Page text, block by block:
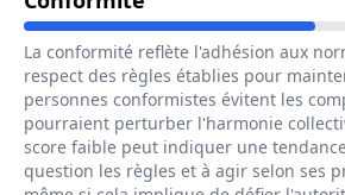
La conformité reflète l'adhésion aux
respect des règles établies pour
personnes conformistes évitent les
pourraient perturber l'harmonie
score faible peut indiquer une
question les règles et à agir selon ses